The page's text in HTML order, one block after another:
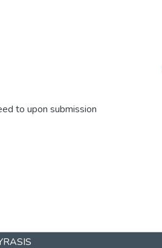
to upon submission